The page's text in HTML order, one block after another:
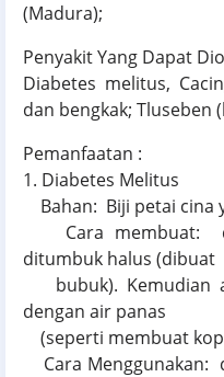
(Madura);
Penyakit Yang Dapat
Diabetes melitus,
dan bengkak; Tluseben
Pemanfaatan :
1. Diabetes Melitus
Bahan: Biji petai cina
Cara membuat:
ditumbuk halus (dibuat
bubuk). Kemudian
dengan air panas
(seperti membuat
Cara Menggunakan: